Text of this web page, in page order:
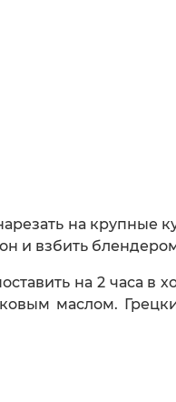
на крупные
и взбить
на 2 часа
маслом.